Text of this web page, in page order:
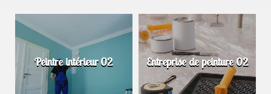
Peintre intérieur 02 Entreprise de peinture 02